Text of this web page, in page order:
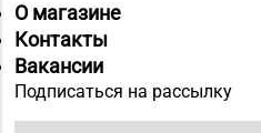
О магазине
Контакты
Вакансии
Подписаться на рассылку